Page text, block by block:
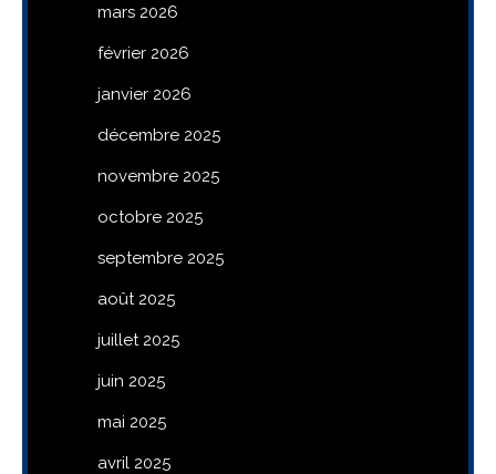
mars 2026
février 2026
janvier 2026
décembre 2025
novembre 2025
octobre 2025
septembre 2025
août 2025
juillet 2025
juin 2025
mai 2025
avril 2025